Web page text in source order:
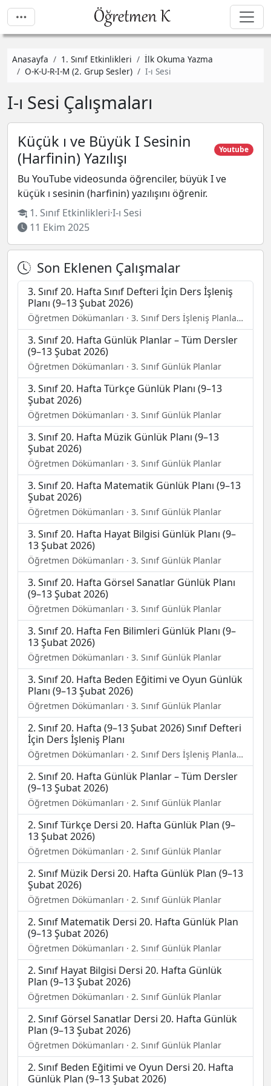
Anasayfa 1. Sınıf Etkinlikleri
İlk Okuma Yazma
O-K-U-R-I-M (2. Grup Sesler)
I-ı Sesi
I-ı Sesi Çalışmaları
Küçük ı ve Büyük I Sesinin
(Harfinin) Yazılışı
Youtube
Bu YouTube videosunda öğrenciler, büyük I ve
küçük ı sesinin (harfinin) yazılışını öğrenir.
1. Sınıf Etkinlikleri·I-ı Sesi
11 Ekim 2025
Son Eklenen Çalışmalar
3. Sınıf 20. Hafta Sınıf Defteri İçin Ders İşleniş
Planı (9–13 Şubat 2026)
Öğretmen Dökümanları · 3. Sınıf Ders İşleniş Planları (Sınıf Defteri Doldurma)
3. Sınıf 20. Hafta Günlük Planlar – Tüm Dersler
(9–13 Şubat 2026)
Öğretmen Dökümanları · 3. Sınıf Günlük Planlar
3. Sınıf 20. Hafta Türkçe Günlük Planı (9–13
Şubat 2026)
Öğretmen Dökümanları · 3. Sınıf Günlük Planlar
3. Sınıf 20. Hafta Müzik Günlük Planı (9–13
Şubat 2026)
Öğretmen Dökümanları · 3. Sınıf Günlük Planlar
3. Sınıf 20. Hafta Matematik Günlük Planı (9–13
Şubat 2026)
Öğretmen Dökümanları · 3. Sınıf Günlük Planlar
3. Sınıf 20. Hafta Hayat Bilgisi Günlük Planı (9–
13 Şubat 2026)
Öğretmen Dökümanları · 3. Sınıf Günlük Planlar
3. Sınıf 20. Hafta Görsel Sanatlar Günlük Planı
(9–13 Şubat 2026)
Öğretmen Dökümanları · 3. Sınıf Günlük Planlar
3. Sınıf 20. Hafta Fen Bilimleri Günlük Planı (9–
13 Şubat 2026)
Öğretmen Dökümanları · 3. Sınıf Günlük Planlar
3. Sınıf 20. Hafta Beden Eğitimi ve Oyun Günlük
Planı (9–13 Şubat 2026)
Öğretmen Dökümanları · 3. Sınıf Günlük Planlar
2. Sınıf 20. Hafta (9–13 Şubat 2026) Sınıf Defteri
İçin Ders İşleniş Planı
Öğretmen Dökümanları · 2. Sınıf Ders İşleniş Planları (Sınıf Defteri Doldurma)
2. Sınıf 20. Hafta Günlük Planlar – Tüm Dersler
(9–13 Şubat 2026)
Öğretmen Dökümanları · 2. Sınıf Günlük Planlar
2. Sınıf Türkçe Dersi 20. Hafta Günlük Plan (9–
13 Şubat 2026)
Öğretmen Dökümanları · 2. Sınıf Günlük Planlar
2. Sınıf Müzik Dersi 20. Hafta Günlük Plan (9–13
Şubat 2026)
Öğretmen Dökümanları · 2. Sınıf Günlük Planlar
2. Sınıf Matematik Dersi 20. Hafta Günlük Plan
(9–13 Şubat 2026)
Öğretmen Dökümanları · 2. Sınıf Günlük Planlar
2. Sınıf Hayat Bilgisi Dersi 20. Hafta Günlük
Plan (9–13 Şubat 2026)
Öğretmen Dökümanları · 2. Sınıf Günlük Planlar
2. Sınıf Görsel Sanatlar Dersi 20. Hafta Günlük
Plan (9–13 Şubat 2026)
Öğretmen Dökümanları · 2. Sınıf Günlük Planlar
2. Sınıf Beden Eğitimi ve Oyun Dersi 20. Hafta
Günlük Plan (9–13 Şubat 2026)